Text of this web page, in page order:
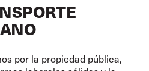
por la propiedad pública,